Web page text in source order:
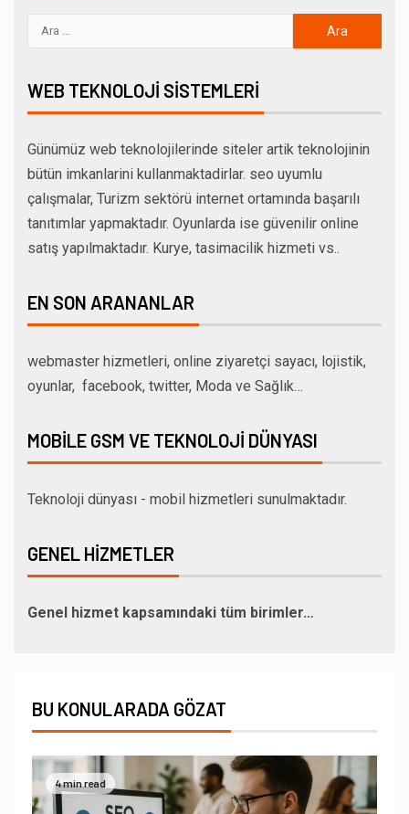
WEB TEKNOLOJI SISTEMLERI
Günümüz web teknolojilerinde siteler artik teknolojinin
bütün imkanlarini kullanmaktadirlar. seo uyumlu
çalışmalar, Turizm sektörü internet ortamında başarılı
tanıtımlar yapmaktadır. Oyunlarda ise güvenilir online
satış yapılmaktadır. Kurye, tasimacilik hizmeti vs..
EN SON ARANANLAR
webmaster hizmetleri, online ziyaretçi sayacı, lojistik,
oyunlar, facebook, twitter, Moda ve Sağlık…
MOBILE GSM VE TEKNOLOJI DÜNYASI
Teknoloji dünyası - mobil hizmetleri sunulmaktadır.
GENEL HIZMETLER
Genel hizmet kapsamındaki tüm birimler…
BU KONULARADA GÖZAT
4 min read